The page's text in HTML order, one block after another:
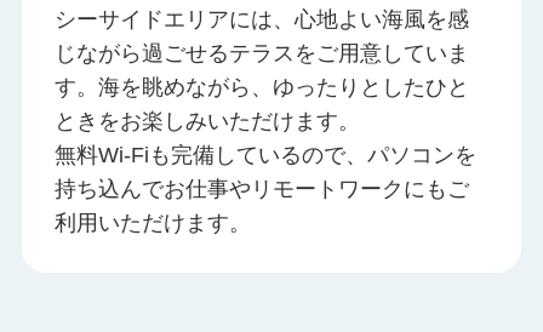
シーサイドエリアには、心地よい海風を感
じながら過ごせるテラスをご用意していま
す。海を眺めながら、ゆったりとしたひと
ときをお楽しみいただけます。
無料Wi-Fiも完備しているので、パソコンを
持ち込んでお仕事やリモートワークにもご
利用いただけます。